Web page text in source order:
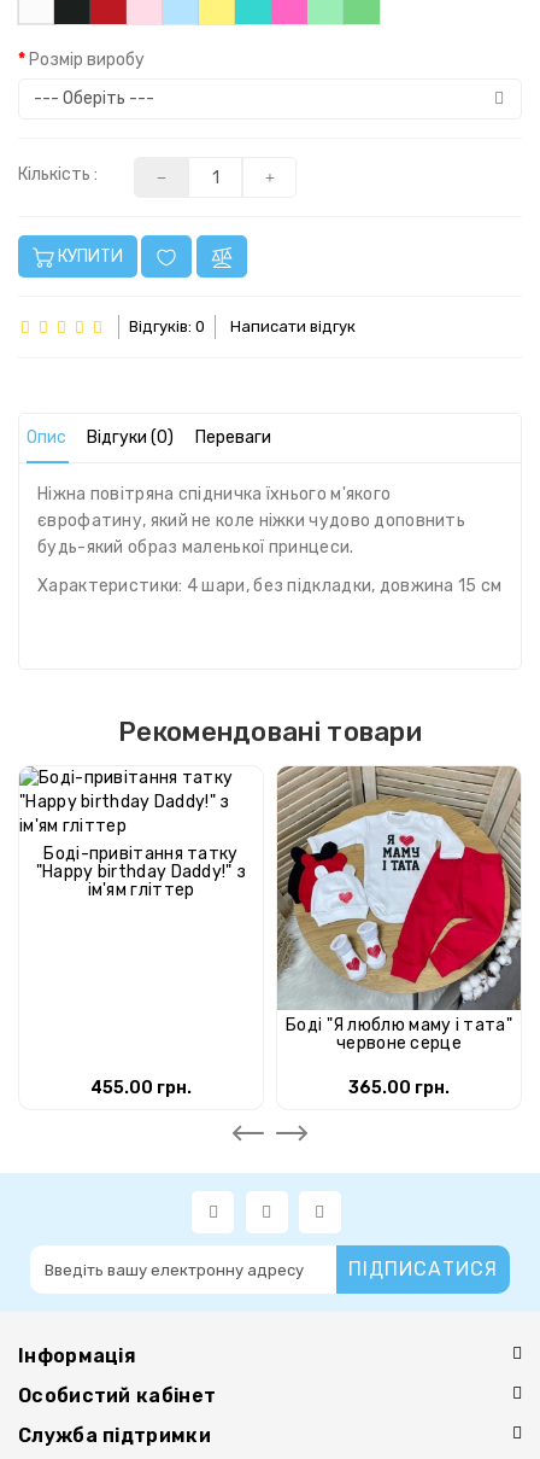
Розмір виробу
Кількість :
КУПИТИ
Відгуків: 0 Написати відгук
Опис Відгуки (0) Переваги
Ніжна повітряна спідничка їхнього м'якого
єврофатину, який не коле ніжки чудово доповнить
будь-який образ маленької принцеси.
Характеристики: 4 шари, без підкладки, довжина 15 см
Рекомендовані товари
Боді-привітання татку
"Happy birthday Daddy!" з
ім'ям гліттер
455.00 грн.
Боді "Я люблю маму і тата"
червоне серце
365.00 грн.
ПІДПИСАТИСЯ
Інформація
Особистий кабінет
Служба підтримки